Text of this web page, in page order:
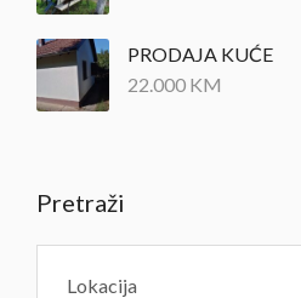
PRODAJA KUĆE
22.000 KM
Pretraži
Lokacija